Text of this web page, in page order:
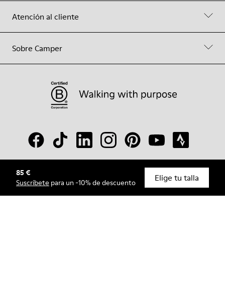
85 €
Suscríbete para un -10% de descuento Elige tu talla
Atención al cliente
Sobre Camper
© Camper, 2026